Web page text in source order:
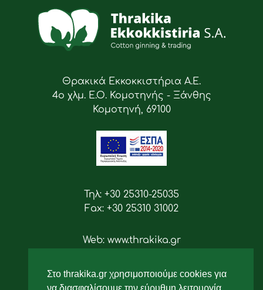
Στο thrakika.gr χρησιμοποιούμε cookies για
Θρακικά Εκκοκκιστήρια Α.Ε.
4ο χλμ. Ε.Ο. Κομοτηνής - Ξάνθης
Κομοτηνή, 69100
Τηλ: +30 25310-25035
Fax: +30 25310 31002
Web: www.thrakika.gr
Ακολουθήστε μας